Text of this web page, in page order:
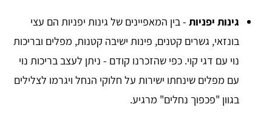
גינות יפניות - בין המאפיינים של גינות יפניות הם עצי
בונזאי, גשרים קטנים, פינות ישיבה קטנות, מפלים ובריכות
נוי עם דגי קוי. כפי שהזכרנו קודם - ניתן לעצב בריכות נוי
עם מפלים שינחתו ישירות על חלוקי הנחל ויגרמו לצלילים
בגוון "פכפוך נחלים" מרגיע.